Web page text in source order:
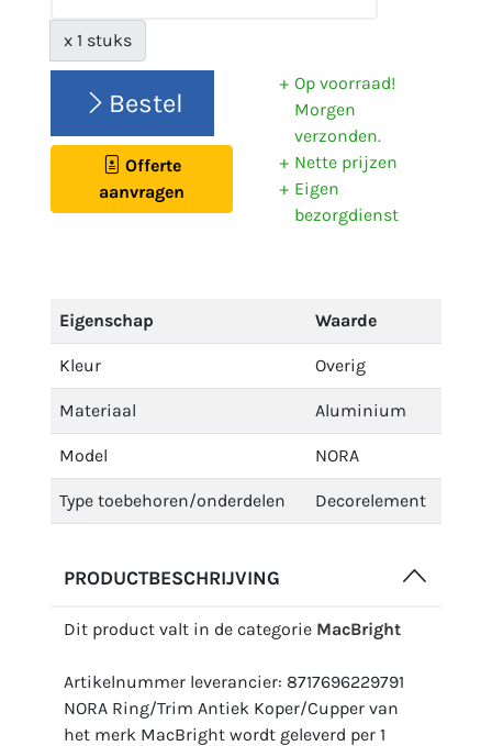
x 1 stuks
Bestel
Offerte
aanvragen
Op voorraad!
Morgen
verzonden.
Nette prijzen
Eigen
bezorgdienst
Eigenschap Waarde
Kleur Overig
Materiaal Aluminium
Model NORA
Type toebehoren/onderdelen Decorelement
PRODUCTBESCHRIJVING
Dit product valt in de categorie MacBright
Artikelnummer leverancier: 8717696229791
NORA Ring/Trim Antiek Koper/Cupper van
het merk MacBright wordt geleverd per 1